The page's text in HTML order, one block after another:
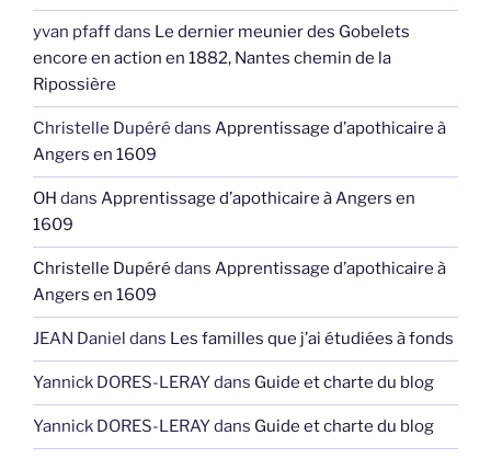
yvan pfaffdans Le dernier meunier des Gobelets
encore en action en 1882, Nantes chemin de la
Ripossière
Christelle Dupéré dans Apprentissage d’apothicaire à
Angers en 1609
OH dans Apprentissage d’apothicaire à Angers en
1609
Christelle Dupéré dans Apprentissage d’apothicaire à
Angers en 1609
JEAN Daniel dans Les familles que j’ai étudiées à fonds
Yannick DORES-LERAYdans Guide et charte du blog
Yannick DORES-LERAYdans Guide et charte du blog